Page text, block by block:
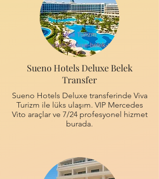
Sueno Hotels Deluxe Belek
Transfer
Sueno Hotels Deluxe transferinde Viva
Turizm ile lüks ulaşım. VIP Mercedes
Vito araçlar ve 7/24 profesyonel hizmet
burada.